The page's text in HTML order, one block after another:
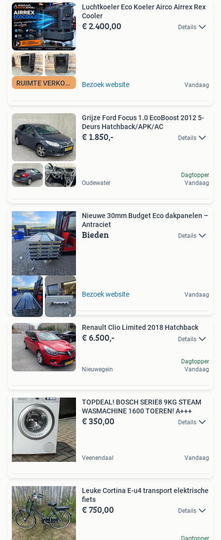
RUIMTE VERKOELEN
Luchtkoeler Eco Koeler Airco Airrex Rex
Cooler
€ 2.400,00 Details
Bezoek website Vandaag
Grijze Ford Focus 1.0 EcoBoost 2012 5-
Deurs Hatchback/APK/AC
€ 1.850,- Details
Oudewater
Dagtopper
Vandaag
Nieuwe 30mm Budget Eco dakpanelen –
Antraciet
Bieden Details
Bezoek website Vandaag
Renault Clio Limited 2018 Hatchback
€ 6.500,- Details
Nieuwegein
Dagtopper
Vandaag
TOPDEAL! BOSCH SERIE8 9KG STEAM
WASMACHINE 1600 TOEREN! A+++
€ 350,00 Details
Veenendaal Vandaag
Leuke Cortina E-u4 transport elektrische
fiets
€ 750,00 Details
Dagtopper